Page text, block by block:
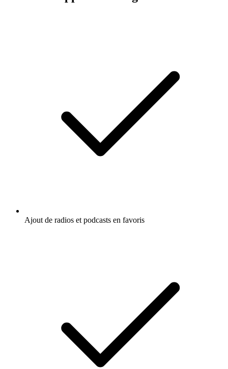
Ajout de radios et podcasts en favoris